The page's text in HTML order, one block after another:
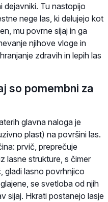
dejavniki. Tu nastopijo
nege las, ki delujejo kot
mu povrne sijaj in ga
njihove vloge in
zdravih in lepih las
so pomembni za
glavna naloga je
plast) na površini las.
prvič, preprečuje
lasne strukture, s čimer
gladi lasno povrhnjico
se svetloba od njih
sijaj. Hkrati postanejo lasje